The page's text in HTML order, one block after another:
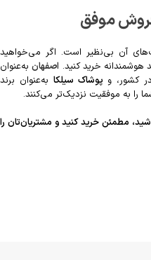
موفق
آن بی‌نظیر است. اگر می‌خواهید
خرید کنید. اصفهانبه‌عنوان
کشور، و پوشاک سیلکا به‌عنوان برند
را به موفقیت نزدیک‌تر می‌کنند.
مطمئن خرید کنید و مشتریان‌تان را